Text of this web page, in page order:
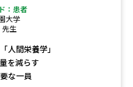
：患者
大学
生
人間栄養学」
を減らす
な一員